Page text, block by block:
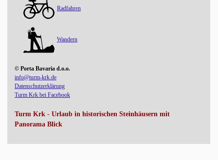
Radfahren
Wandern
© Porta Bavaria d.o.o.
info@turm-krk.de
Datenschutzerklärung
Turm Krk bei Facebook
Turm Krk - Urlaub in historischen Steinhäusern mit
Panorama Blick